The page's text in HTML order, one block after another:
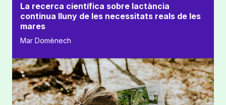
La recerca científica sobre lactància
continua lluny de les necessitats reals de les
mares
Mar Domènech